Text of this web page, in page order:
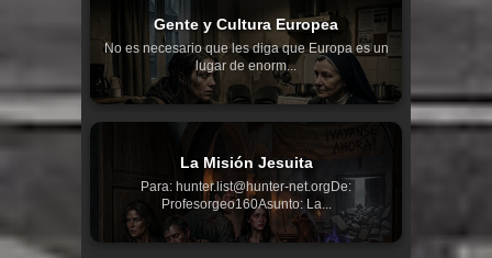
Gente y Cultura Europea
No es necesario que les diga que Europa es un
lugar de enorm...
La Misión Jesuita
Para: hunter.list@hunter-net.orgDe:
Profesorgeo160Asunto: La...